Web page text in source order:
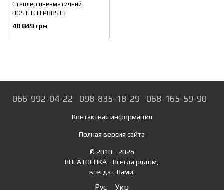
Степлер пневматичний
BOSTITCH P88SJ-E
40 849 грн
066-992-04-22 098-835-18-29 068-165-59-90
Контактная информация
Полная версия сайта
© 2010—2026
BULATOCHKA - Всегда рядом,
всегда с Вами!
Рус Укр